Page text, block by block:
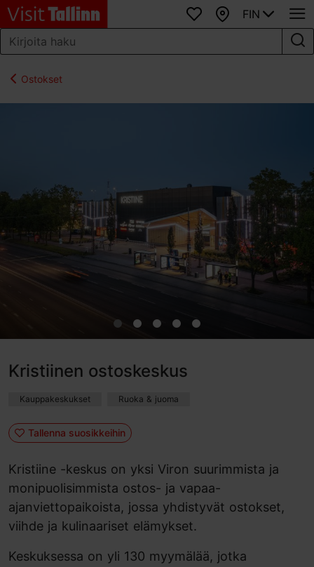
SuosikitKartta
FIN
Ostokset
Kristiinen ostoskeskus
Kauppakeskukset Ruoka & juoma
Tallenna suosikkeihin
Kristiine -keskus on yksi Viron suurimmista ja
monipuolisimmista ostos- ja vapaa-
ajanviettopaikoista, jossa yhdistyvät ostokset,
viihde ja kulinaariset elämykset.
Keskuksessa on yli 130 myymälää, jotka